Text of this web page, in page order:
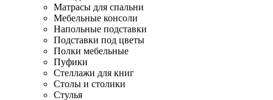
Матрасы для спальни
Мебельные консоли
Напольные подставки
Подставки под цветы
Полки мебельные
Пуфики
Стеллажи для книг
Столы и столики
Стулья